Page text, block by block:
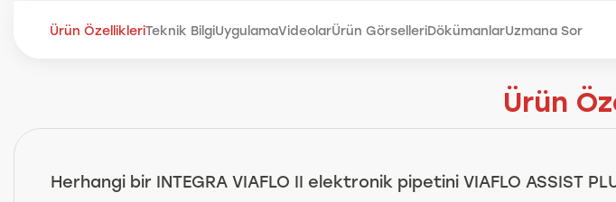
Ürün ÖzellikleriTeknik BilgiUygulamaVideolarÜrün GörselleriDökümanlarUzmana Sor
Ürün
Herhangi bir INTEGRA VIAFLO II elektronik pipetini VIAFLO